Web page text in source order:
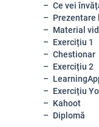
Ce vei
Prezentare
Material
Exercițiu 1
Chestionar
Exercițiu 2
Exercițiu
Kahoot
Diplomă